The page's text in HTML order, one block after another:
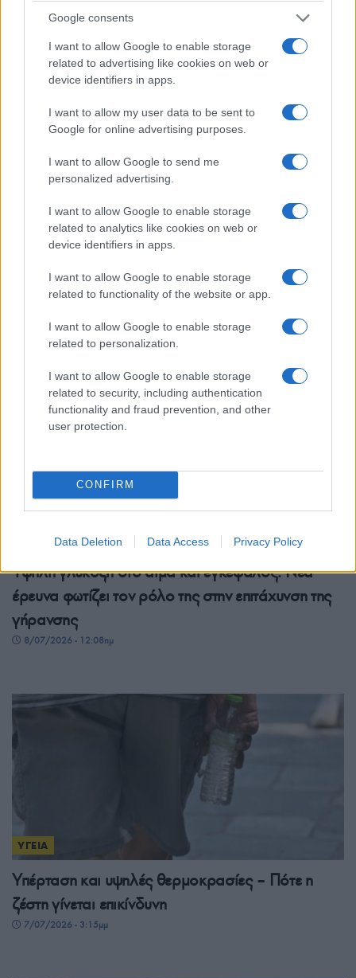
Google consents
I want to allow Google to enable storage
related to advertising like cookies on web or
device identifiers in apps.
I want to allow my user data to be sent to
Google for online advertising purposes.
I want to allow Google to send me
personalized advertising.
I want to allow Google to enable storage
related to analytics like cookies on web or
device identifiers in apps.
I want to allow Google to enable storage
related to functionality of the website or app.
I want to allow Google to enable storage
related to personalization.
I want to allow Google to enable storage
related to security, including authentication
functionality and fraud prevention, and other
user protection.
CONFIRM
Data Deletion Data Access Privacy Policy
12/07/2026 - 12:00μμ
φάρμακα που δυσκολεύουν την αντιμετώπιση του
9/07/2026 - 11:20μμ
Υψηλή γλυκόζη στο αίμα και εγκέφαλος: Νέα
έρευνα φωτίζει τον ρόλο της στην επιτάχυνση της
γήρανσης
8/07/2026 - 12:08πμ
ΥΓΕΙΑ
Υπέρταση και υψηλές θερμοκρασίες – Πότε η
ζέστη γίνεται επικίνδυνη
7/07/2026 - 3:15μμ